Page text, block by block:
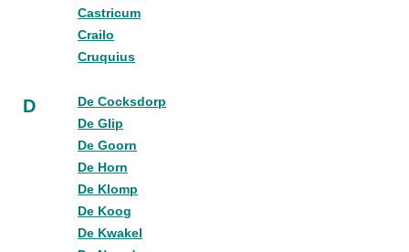
Castricum
Crailo
Cruquius
D
De Cocksdorp
De Glip
De Goorn
De Horn
De Klomp
De Koog
De Kwakel